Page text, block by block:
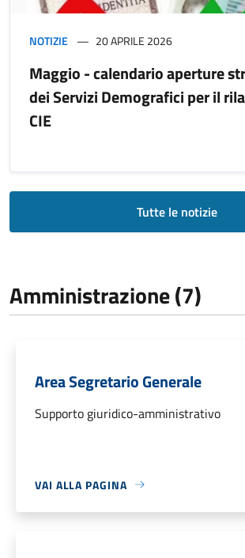
NOTIZIE 20 APRILE 2026
Maggio - calendario aperture
dei Servizi Demografici per il
CIE
Tutte le notizie
Amministrazione (7)
Area Segretario Generale
Supporto giuridico-amministrativo
VAI ALLA PAGINA